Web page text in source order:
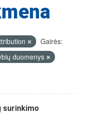
Gairės:
duomenys
surinkimo